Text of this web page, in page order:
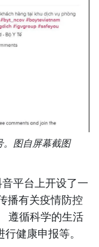
。图自屏幕截图
平台上开设了一
播有关疫情防控
遵循科学的生活
健康申报等。